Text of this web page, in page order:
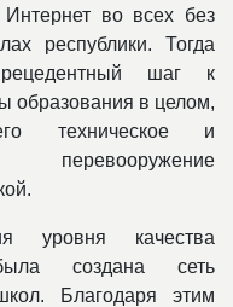
Интернет во всех без
республики. Тогда
шаг к
образования в целом,
техническое и
перевооружение
уровня качества
создана сеть
Благодаря этим